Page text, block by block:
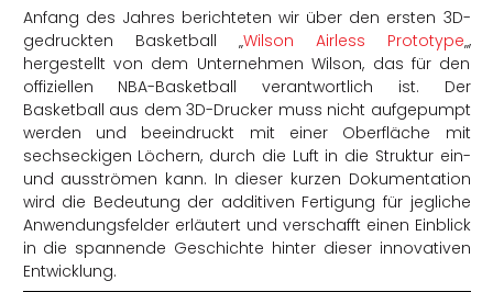
Anfang des Jahres berichteten wir über den ersten 3D-
gedruckten Basketball „Wilson Airless Prototype„,
hergestellt von dem Unternehmen Wilson, das für den
offiziellen NBA-Basketball verantwortlich ist. Der
Basketball aus dem 3D-Drucker muss nicht aufgepumpt
werden und beeindruckt mit einer Oberfläche mit
sechseckigen Löchern, durch die Luft in die Struktur ein-
und ausströmen kann. In dieser kurzen Dokumentation
wird die Bedeutung der additiven Fertigung für jegliche
Anwendungsfelder erläutert und verschafft einen Einblick
in die spannende Geschichte hinter dieser innovativen
Entwicklung.